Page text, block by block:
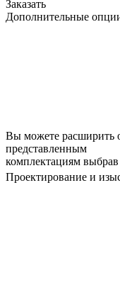
Заказать
Дополнительные
Вы можете расширить
представленным
комплектациям
Проектирование и